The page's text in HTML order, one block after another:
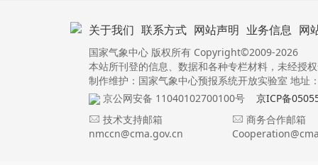
关于我们 联系方式 网站声明 业务信息 网
国家气象中心 版权所有 Copyright©2009-2026
本站所刊登的信息、数据和各种专栏材料，未经授
制作维护：国家气象中心预报系统开放实验室 地址
京公网安备 11040102700100号
京ICP备
技术支持邮箱
nmccn@cma.gov.cn
商务合作邮箱